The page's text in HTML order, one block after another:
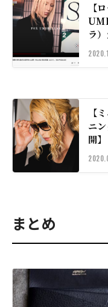
【
ラ
【
ニ
開】
まとめ